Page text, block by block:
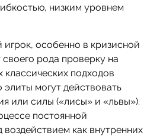
низким уровнем
игрок, особенно в кризисной
рода проверку на
классических подходов
элиты могут действовать
или силы («лисы» и «львы»).
постоянной
как внутренних